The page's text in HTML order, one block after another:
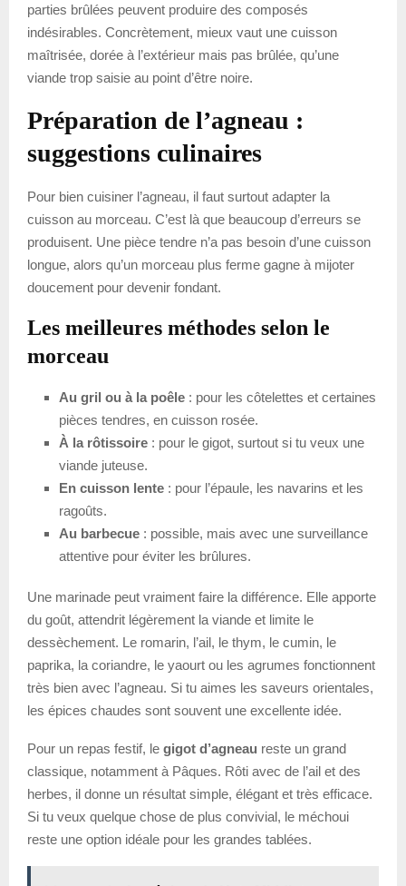
parties brûlées peuvent produire des composés
indésirables. Concrètement, mieux vaut une cuisson
maîtrisée, dorée à l’extérieur mais pas brûlée, qu’une
viande trop saisie au point d’être noire.
Préparation de l’agneau :
suggestions culinaires
Pour bien cuisiner l’agneau, il faut surtout adapter la
cuisson au morceau. C’est là que beaucoup d’erreurs se
produisent. Une pièce tendre n’a pas besoin d’une cuisson
longue, alors qu’un morceau plus ferme gagne à mijoter
doucement pour devenir fondant.
Les meilleures méthodes selon le
morceau
Au gril ou à la poêle : pour les côtelettes et certaines
pièces tendres, en cuisson rosée.
À la rôtissoire : pour le gigot, surtout si tu veux une
viande juteuse.
En cuisson lente : pour l’épaule, les navarins et les
ragoûts.
Au barbecue : possible, mais avec une surveillance
attentive pour éviter les brûlures.
Une marinade peut vraiment faire la différence. Elle apporte
du goût, attendrit légèrement la viande et limite le
dessèchement. Le romarin, l’ail, le thym, le cumin, le
paprika, la coriandre, le yaourt ou les agrumes fonctionnent
très bien avec l’agneau. Si tu aimes les saveurs orientales,
les épices chaudes sont souvent une excellente idée.
Pour un repas festif, le gigot d’agneau reste un grand
classique, notamment à Pâques. Rôti avec de l’ail et des
herbes, il donne un résultat simple, élégant et très efficace.
Si tu veux quelque chose de plus convivial, le méchoui
reste une option idéale pour les grandes tablées.